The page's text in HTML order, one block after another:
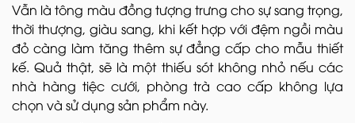
Vẫn là tông màu đồng tượng trưng cho sự sang trọng,
thời thượng, giàu sang, khi kết hợp với đệm ngồi màu
đỏ càng làm tăng thêm sự đẳng cấp cho mẫu thiết
kế. Quả thật, sẽ là một thiếu sót không nhỏ nếu các
nhà hàng tiệc cưới, phòng trà cao cấp không lựa
chọn và sử dụng sản phẩm này.